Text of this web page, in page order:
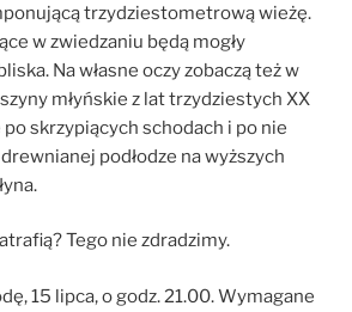
trzydziestometrową wieżę.
w zwiedzaniu będą mogły
Na własne oczy zobaczą też w
młyńskie z lat trzydziestych XX
skrzypiących schodach i po nie
podłodze na wyższych
Tego nie zdradzimy.
15 lipca, o godz. 21.00. Wymagane